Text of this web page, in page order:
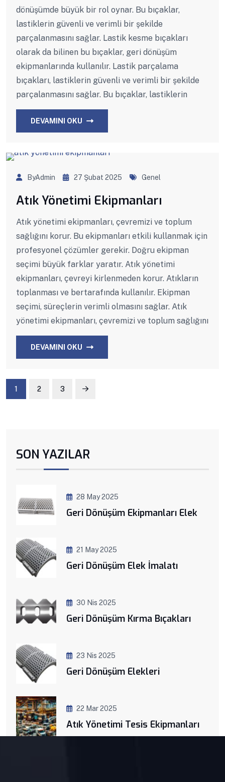
dönüşümde büyük bir rol oynar. Bu bıçaklar,
lastiklerin güvenli ve verimli bir şekilde
parçalanmasını sağlar. Lastik kesme bıçakları
olarak da bilinen bu bıçaklar, geri dönüşüm
ekipmanlarında kullanılır. Lastik parçalama
bıçakları, lastiklerin güvenli ve verimli bir şekilde
parçalanmasını sağlar. Bu bıçaklar, lastiklerin
DEVAMINI OKU
ByAdmin 27 Şubat 2025 Genel
Atık Yönetimi Ekipmanları
Atık yönetimi ekipmanları, çevremizi ve toplum
sağlığını korur. Bu ekipmanları etkili kullanmak için
profesyonel çözümler gerekir. Doğru ekipman
seçimi büyük farklar yaratır. Atık yönetimi
ekipmanları, çevreyi kirlenmeden korur. Atıkların
toplanması ve bertarafında kullanılır. Ekipman
seçimi, süreçlerin verimli olmasını sağlar. Atık
yönetimi ekipmanları, çevremizi ve toplum sağlığını
DEVAMINI OKU
1 2 3
SON YAZILAR
28 May 2025
Geri Dönüşüm Ekipmanları Elek
21 May 2025
Geri Dönüşüm Elek İmalatı
30 Nis 2025
Geri Dönüşüm Kırma Bıçakları
23 Nis 2025
Geri Dönüşüm Elekleri
22 Mar 2025
Atık Yönetimi Tesis Ekipmanları